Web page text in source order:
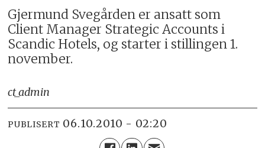
Gjermund Svegården er ansatt som
Client Manager Strategic Accounts i
Scandic Hotels, og starter i stillingen 1.
november.
ct_admin
PUBLISERT 06.10.2010 - 02:20